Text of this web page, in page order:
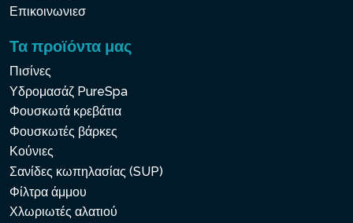
Επικοινωνιεσ
Τα προϊόντα μας
Πισίνες
Υδρομασάζ PureSpa
Φουσκωτά κρεβάτια
Φουσκωτές βάρκες
Κούνιες
Σανίδες κωπηλασίας (SUP)
Φίλτρα άμμου
Χλωριωτές αλατιού